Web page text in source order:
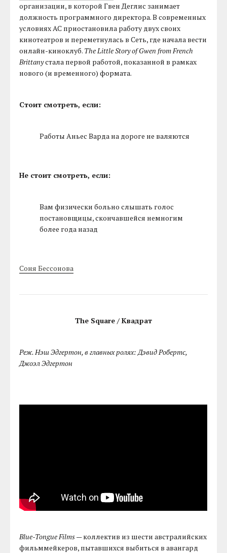
организации, в которой Гвен Деглис занимает
должность программного директора. В современных
условиях АС приостановила работу двух своих
кинотеатров и переметнулась в Сеть, где начала вести
онлайн-киноклуб. The Little Story of Gwen from French
Brittanyстала первой работой, показанной в рамках
нового (и временного) формата.
Стоит смотреть, если:
Работы Аньес Варда на дороге не валяются
Не стоит смотреть, если:
Вам физически больно слышать голос
постановщицы, скончавшейся немногим
более года назад
Соня Бессонова
The Square / Квадрат
Реж. Нэш Эдгертон, в главных ролях: Дэвид Робертс,
Джоэл Эдгертон
Blue-Tongue Films— коллектив из шести австралийских
фильммейкеров, пытавшихся выбиться в авангард